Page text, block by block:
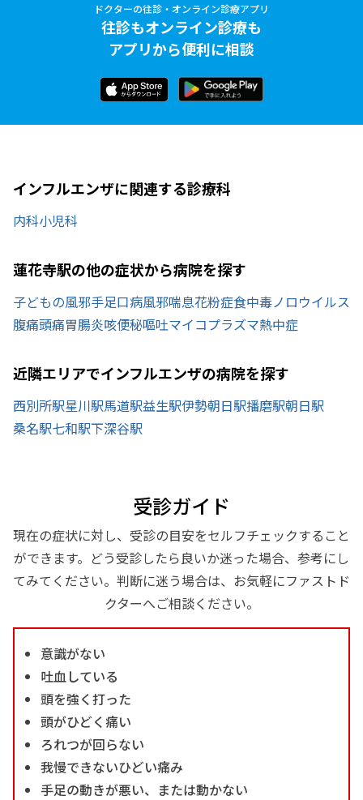
ドクターの往診・オンライン診療アプリ
往診もオンライン診療も
アプリから便利に相談
インフルエンザに関連する診療科
内科小児科
蓮花寺駅の他の症状から病院を探す
子どもの風邪手足口病風邪喘息花粉症食中毒ノロウイルス
腹痛頭痛胃腸炎咳便秘嘔吐マイコプラズマ熱中症
近隣エリアでインフルエンザの病院を探す
西別所駅星川駅馬道駅益生駅伊勢朝日駅播磨駅朝日駅
桑名駅七和駅下深谷駅
受診ガイド
現在の症状に対し、受診の目安をセルフチェックすること
ができます。どう受診したら良いか迷った場合、参考にし
てみてください。判断に迷う場合は、お気軽にファストド
クターへご相談ください。
意識がない
吐血している
頭を強く打った
頭がひどく痛い
ろれつが回らない
我慢できないひどい痛み
手足の動きが悪い、または動かない